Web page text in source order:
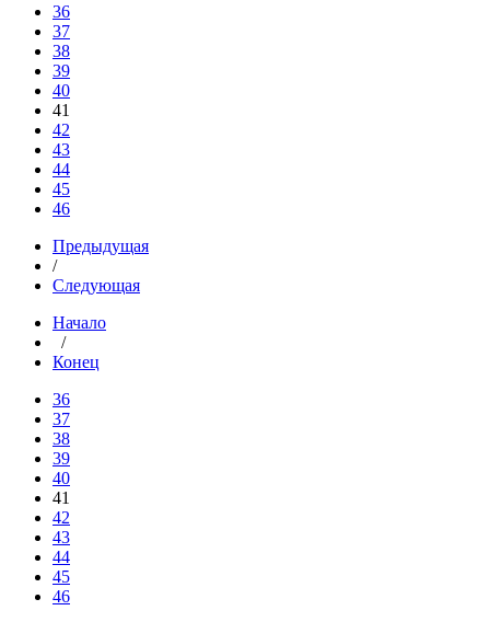
36
37
38
39
40
41
42
43
44
45
46
Предыдущая
/
Следующая
Начало
/
Конец
36
37
38
39
40
41
42
43
44
45
46